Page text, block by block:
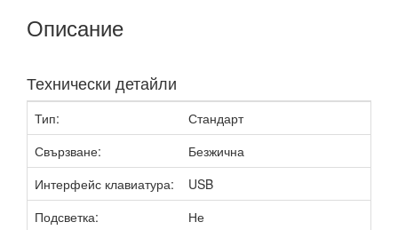
Описание
Технически детайли
Тип:
Стандарт
Свързване:
Безжична
Интерфейс клавиатура:
USB
Подсветка:
Не